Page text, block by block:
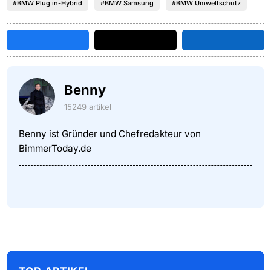
#BMW Plug in-Hybrid #BMW Samsung #BMW Umweltschutz
Benny
15249 artikel
Benny ist Gründer und Chefredakteur von
BimmerToday.de